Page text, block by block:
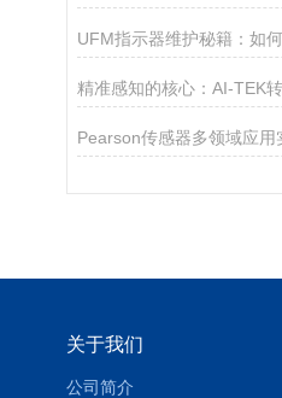
关于我们
公司简介